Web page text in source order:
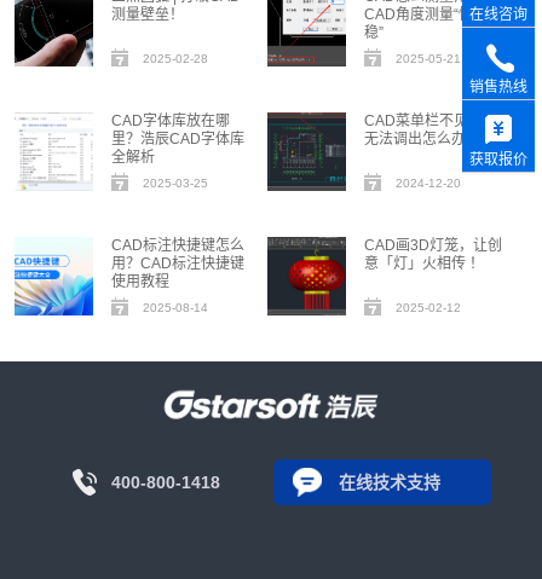
测量壁垒！
2025-02-28
CAD角度测量“快准
稳”
2025-05-21
CAD字体库放在哪
里？浩辰CAD字体库
全解析
2025-03-25
CAD菜单栏不见了，
无法调出怎么办？
2024-12-20
CAD标注快捷键怎么
用？CAD标注快捷键
使用教程
2025-08-14
CAD画3D灯笼，让创
意「灯」火相传 ！
2025-02-12
400-800-1418 在线技术支持
在线咨询
销售热线
获取报价